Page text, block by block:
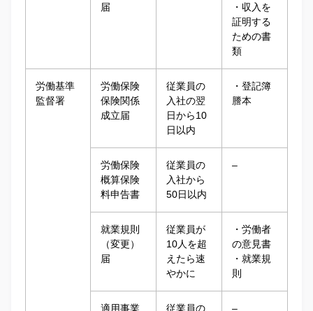
届
・収入を
証明する
ための書
類
労働基準
監督署
労働保険
保険関係
成立届
従業員の
入社の翌
日から10
日以内
・登記簿
謄本
労働保険
概算保険
料申告書
従業員の
入社から
50日以内
–
就業規則
（変更）
届
従業員が
10人を超
えたら速
やかに
・労働者
の意見書
・就業規
則
適用事業
従業員の
–